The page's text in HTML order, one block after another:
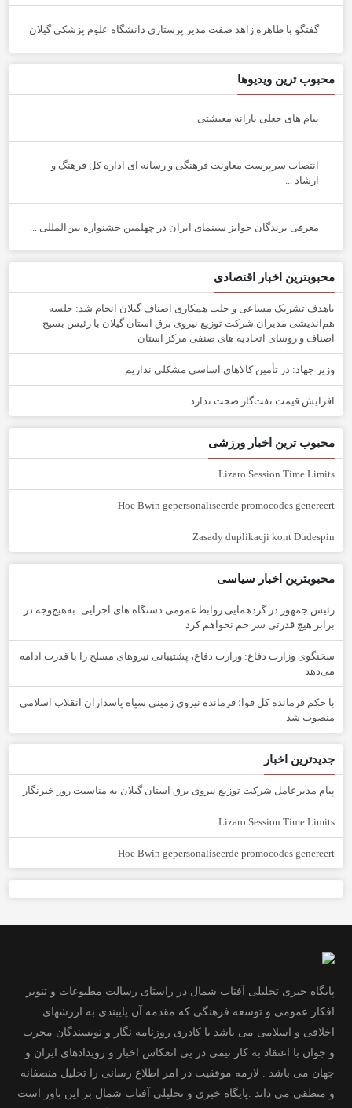
گفتگو با طاهره زاهد صفت مدیر پرستاری دانشگاه علوم پزشکی گیلان
محبوب ترین ویدیوها
پیام های جعلی یارانه معیشتی
انتصاب سرپرست معاونت فرهنگی و رسانه ای اداره کل فرهنگ و
ارشاد ...
معرفی برندگان جوایز سینمای ایران در چهلمین جشنواره بین‌المللی ...
محبوبترین اخبار اقتصادی
باهدف تشریک مساعی و جلب همکاری اصناف گیلان انجام شد: جلسه
هم‌اندیشی مدیران شركت توزیع نیروی برق استان گیلان با رئیس بسیج
اصناف و روسای اتحادیه های صنفی مركز استان
وزیر جهاد: در تأمین کالاهای اساسی مشکلی نداریم
افزایش قیمت نفت‌گاز صحت ندارد
محبوب ترین اخبار ورزشی
Lizaro Session Time Limits
Hoe Bwin gepersonaliseerde promocodes genereert
Zasady duplikacji kont Dudespin
محبوبترین اخبار سیاسی
رئیس جمهور در گردهمایی روابط‌عمومی دستگاه های اجرایی: به‌هیچ‌وجه در
برابر هیچ قدرتی سر خم نخواهم کرد
سخنگوی وزارت دفاع: وزارت دفاع، پشتیبانی نیرو‌های مسلح را با قدرت ادامه
می‌دهد
با حکم فرمانده کل قوا؛ فرمانده نیروی زمینی سپاه پاسداران انقلاب اسلامی
منصوب شد
جدیدترین اخبار
پیام مدیرعامل شركت توزیع نیروی برق استان گیلان به مناسبت روز خبرنگار ‌
Lizaro Session Time Limits
Hoe Bwin gepersonaliseerde promocodes genereert
پایگاه خبری تحلیلی آفتاب شمال در راستای رسالت مطبوعات و تنویر
افکار عمومی و توسعه فرهنگی که مقدمه آن پایبندی به ارزشهای
اخلاقی و اسلامی می باشد با کادری روزنامه نگار و نویسندگان مجرب
و جوان با اعتقاد به کار تیمی در پی انعکاس اخبار و رویدادهای ایران و
جهان می باشد . لازمه موفقیت در امر اطلاع رسانی را تحلیل منصفانه
و منطقی می داند .پایگاه خبری و تحلیلی آفتاب شمال بر این باور است